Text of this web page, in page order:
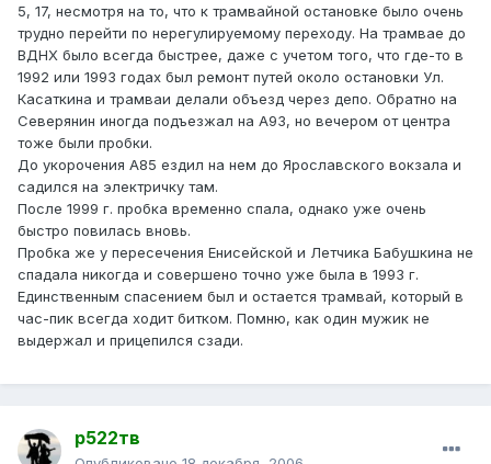
5, 17, несмотря на то, что к трамвайной остановке было очень
трудно перейти по нерегулируемому переходу. На трамвае до
ВДНХ было всегда быстрее, даже с учетом того, что где-то в
1992 или 1993 годах был ремонт путей около остановки Ул.
Касаткина и трамваи делали объезд через депо. Обратно на
Северянин иногда подъезжал на А93, но вечером от центра
тоже были пробки.
До укорочения А85 ездил на нем до Ярославского вокзала и
садился на электричку там.
После 1999 г. пробка временно спала, однако уже очень
быстро повилась вновь.
Пробка же у пересечения Енисейской и Летчика Бабушкина не
спадала никогда и совершено точно уже была в 1993 г.
Единственным спасением был и остается трамвай, который в
час-пик всегда ходит битком. Помню, как один мужик не
выдержал и прицепился сзади.
р522тв